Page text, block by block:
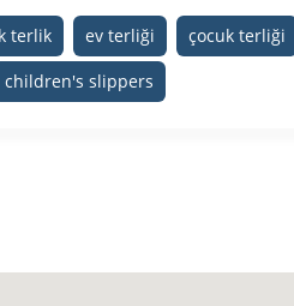
terlik ev terliği çocuk terliği
children's slippers